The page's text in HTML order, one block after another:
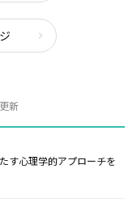
新
す心理学的アプローチを